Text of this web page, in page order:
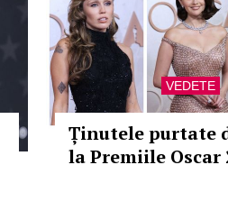
VEDETE
Ținutele purtate
la Premiile Oscar